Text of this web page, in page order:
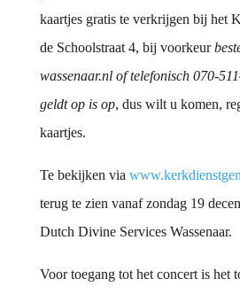
kaartjes gratis te verkrijgen bij het
de Schoolstraat 4, bij voorkeur
wassenaar.nl of telefonisch 070-
geldt op is op, dus wilt u komen,
kaartjes.
Te bekijken via
terug te zien vanaf zondag 19
Dutch Divine Services Wassenaar.
Voor toegang tot het concert is het